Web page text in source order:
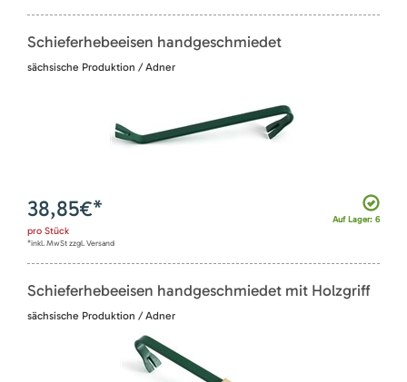
Schieferhebeeisen handgeschmiedet
sächsische Produktion / Adner
Auf Lager: 6
38,85€*
pro Stück
*inkl. MwSt zzgl. Versand
Schieferhebeeisen handgeschmiedet mit Holzgriff
sächsische Produktion / Adner